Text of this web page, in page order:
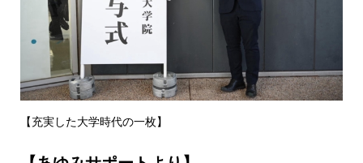
【充実した大学時代の一枚】